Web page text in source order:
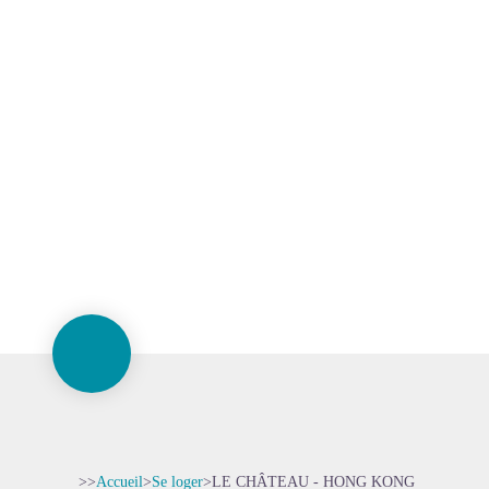
>>Accueil>Se loger>LE CHÂTEAU - HONG KONG